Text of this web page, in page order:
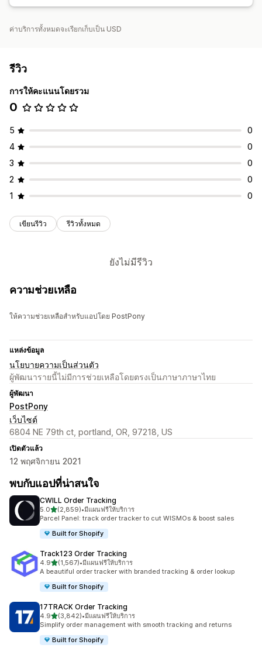
ค่าบริการทั้งหมดจะเรียกเก็บเป็น USD
รีวิว
การให้คะแนนโดยรวม
0
5
0
4
0
3
0
2
0
1
0
เขียนรีวิว รีวิวทั้งหมด
ยังไม่มีรีวิว
ความช่วยเหลือ
ให้ความช่วยเหลือสำหรับแอปโดย PostPony
แหล่งข้อมูล
นโยบายความเป็นส่วนตัว
ผู้พัฒนารายนี้ไม่มีการช่วยเหลือโดยตรงเป็นภาษาภาษาไทย
ผู้พัฒนา
PostPony
เว็บไซต์
6804 NE 79th ct, portland, OR, 97218, US
เปิดตัวแล้ว
12 พฤศจิกายน 2021
พบกับแอปที่น่าสนใจ
CWILL Order Tracking
5.0เต็ม 5 ดาว
(2,859)
ทั้งหมด 2859 รีวิว
•มีแผนฟรีให้บริการ
Parcel Panel: track order tracker to cut WISMOs & boost sales
Built for Shopify
Track123 Order Tracking
4.9เต็ม 5 ดาว
(1,567)
ทั้งหมด 1567 รีวิว
•มีแผนฟรีให้บริการ
A beautiful order tracker with branded tracking & order lookup
Built for Shopify
17TRACK Order Tracking
4.9เต็ม 5 ดาว
(3,842)
ทั้งหมด 3842 รีวิว
•มีแผนฟรีให้บริการ
Simplify order management with smooth tracking and returns
Built for Shopify